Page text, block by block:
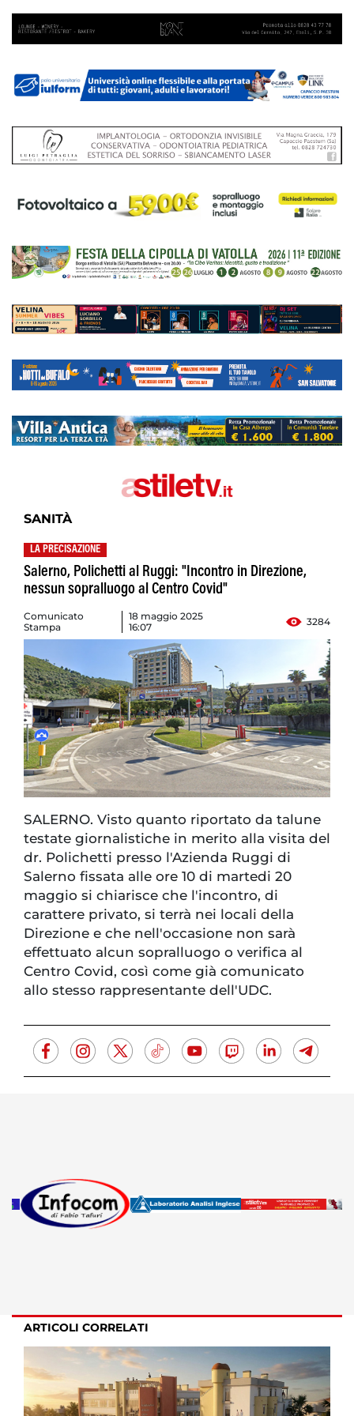
SANITÀ
LA PRECISAZIONE
Salerno, Polichetti al Ruggi: "Incontro in Direzione,
nessun sopralluogo al Centro Covid"
Comunicato
Stampa
18 maggio 2025
16:07
3284
SALERNO. Visto quanto riportato da talune
testate giornalistiche in merito alla visita del
dr. Polichetti presso l'Azienda Ruggi di
Salerno fissata alle ore 10 di martedi 20
maggio si chiarisce che l'incontro, di
carattere privato, si terrà nei locali della
Direzione e che nell'occasione non sarà
effettuato alcun sopralluogo o verifica al
Centro Covid, così come già comunicato
allo stesso rappresentante dell'UDC.
ARTICOLI CORRELATI